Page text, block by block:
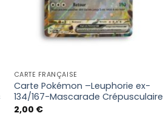
CARTE FRANÇAISE
Carte Pokémon –Leuphorie ex-
134/167-Mascarade Crépusculaire
2,00 €